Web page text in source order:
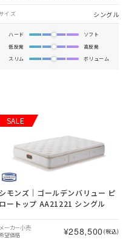
イズ シングル
ハード
ソフト
低反発
高反発
スリム
ボリューム
SALE
シモンズ｜ゴールデンバリュー ピ
ロートップ AA21221 シングル
メーカー小売
希望価格
¥258,500 (税込)